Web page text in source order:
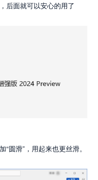
后面就可以安心的用了
圆滑”，用起来也更丝滑。